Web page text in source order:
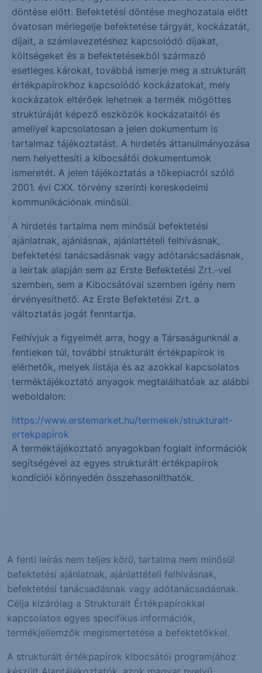
döntése előtt. Befektetési döntése meghozatala előtt
óvatosan mérlegelje befektetése tárgyát, kockázatát,
díjait, a számlavezetéshez kapcsolódó díjakat,
költségeket és a befektetésekből származó
esetleges károkat, továbbá ismerje meg a strukturált
értékpapírokhoz kapcsolódó kockázatokat, mely
kockázatok eltérőek lehetnek a termék mögöttes
struktúráját képező eszközök kockázataitól és
amellyel kapcsolatosan a jelen dokumentum is
tartalmaz tájékoztatást. A hirdetés áttanulmányozása
nem helyettesíti a kibocsátói dokumentumok
ismeretét. A jelen tájékoztatás a tőkepiacról szóló
2001. évi CXX. törvény szerinti kereskedelmi
kommunikációnak minősül.
A hirdetés tartalma nem minősül befektetési
ajánlatnak, ajánlásnak, ajánlattételi felhívásnak,
befektetési tanácsadásnak vagy adótanácsadásnak,
a leírtak alapján sem az Erste Befektetési Zrt.-vel
szemben, sem a Kibocsátóval szemben igény nem
érvényesíthető. Az Erste Befektetési Zrt. a
változtatás jogát fenntartja.
Felhívjuk a figyelmét arra, hogy a Társaságunknál a
fentieken túl, további strukturált értékpapírok is
elérhetők, melyek listája és az azokkal kapcsolatos
terméktájékoztató anyagok megtalálhatóak az alábbi
weboldalon:
https://www.erstemarket.hu/termekek/strukturalt-
ertekpapirok
A terméktájékoztató anyagokban foglalt információk
segítségével az egyes strukturált értékpapírok
kondíciói könnyedén összehasonlíthatók.
A fenti leírás nem teljes körű, tartalma nem minősül
befektetési ajánlatnak, ajánlattételi felhívásnak,
befektetési tanácsadásnak vagy adótanácsadásnak.
Célja kizárólag a Strukturált Értékpapírokkal
kapcsolatos egyes specifikus információk,
termékjellemzők megismertetése a befektetőkkel.
A strukturált értékpapírok kibocsátói programjához